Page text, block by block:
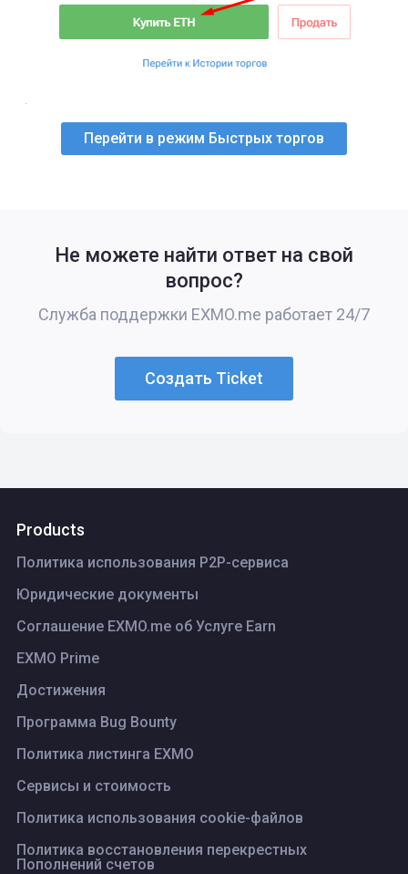
Перейти в режим Быстрых торгов
Не можете найти ответ на свой
вопрос?
Служба поддержки EXMO.me работает 24/7
Создать Ticket
Products
Политика использования P2P-сервиса
Юридические документы
Соглашение EXMO.me об Услуге Earn
EXMO Prime
Достижения
Программа Bug Bounty
Политика листинга ЕХМО
Сервисы и стоимость
Политика использования cookie-файлов
Политика восстановления перекрестных
Пополнений счетов